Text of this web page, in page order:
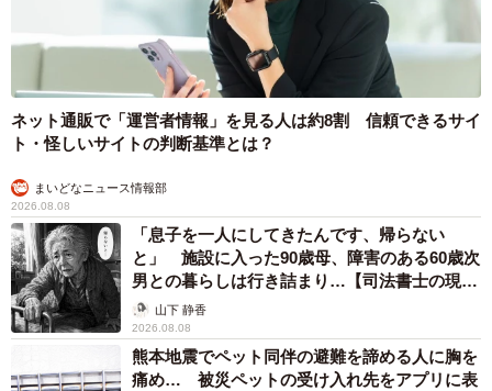
ネット通販で「運営者情報」を見る人は約8割 信頼できるサイ
ト・怪しいサイトの判断基準とは？
まいどなニュース情報部
2026.08.08
「息子を一人にしてきたんです、帰らない
と」 施設に入った90歳母、障害のある60歳次
男との暮らしは行き詰まり…【司法書士の現場
から】山下 静香
2026.08.08
熊本地震でペット同伴の避難を諦める人に胸を
痛め… 被災ペットの受け入れ先をアプリに表